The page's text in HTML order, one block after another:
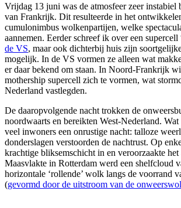
Vrijdag 13 juni was de atmosfeer zeer instabiel
van Frankrijk. Dit resulteerde in het
cumulonimbus wolkenpartijen, welke
aannemen. Eerder schreef ik over een
de VS, maar ook dichterbij huis zijn
mogelijk. In de VS vormen ze alleen wat
er daar bekend om staan. In Noord-Frankrijk
mothership supercell zich te vormen, wat
Nederland vastlegden.
De daaropvolgende nacht trokken de
noordwaarts en bereikten West-Nederland.
veel inwoners een onrustige nacht: talloze
donderslagen verstoorden de nachtrust. Op
krachtige bliksemschicht in en veroorzaakte
Maasvlakte in Rotterdam werd een shelfcloud
horizontale ‘rollende’ wolk langs de voorrand
(gevormd door de uitstroom van de